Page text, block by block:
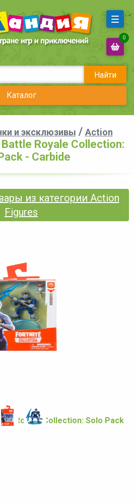
Найти
Каталог
0
и эксклюзивы / Action
Royale Collection:
- Carbide
из категории Action
Figures
Royale Collection: Solo Pack